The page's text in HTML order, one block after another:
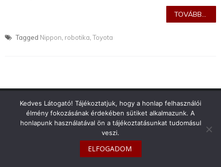
TOVÁBB...
Tagged Nippon robotika ,Toyota
Copyright © 2026Toyota Klub Magyarország
Kedves Látogató! Tájékoztatjuk, hogy a honlap felhasználói
élmény fokozásának érdekében sütiket alkalmazunk. A
honlapunk használatával ön a tájékoztatásunkat tudomásul
veszi.
ELFOGADOM